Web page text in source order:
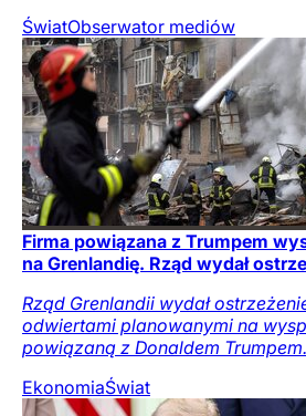
ŚwiatObserwator mediów
Firma powiązana z Trumpem
na Grenlandię. Rząd wydał
Rząd Grenlandii wydał
odwiertami planowanymi na
powiązaną z Donaldem Trumpem.
EkonomiaŚwiat